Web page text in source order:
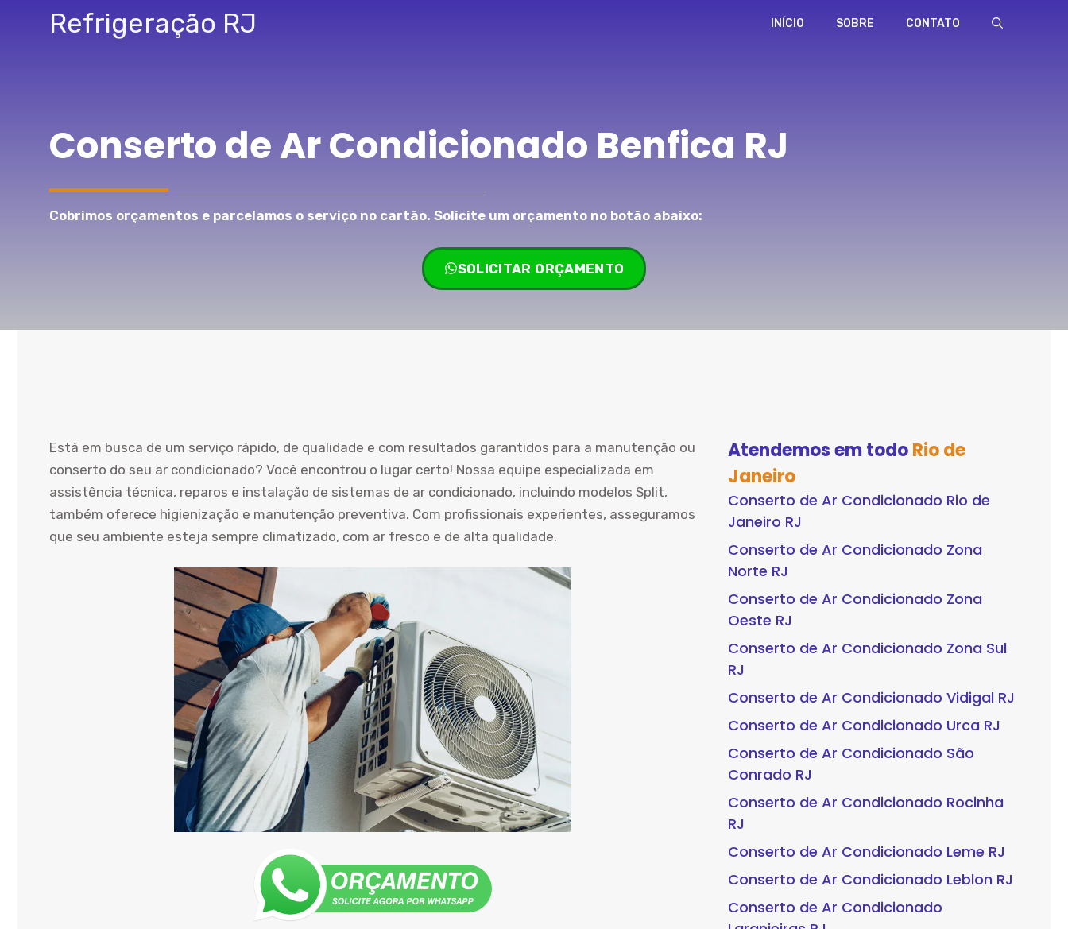
Refrigeração RJ INÍCIO SOBRE CONTATO
Conserto de Ar Condicionado Benfica RJ
Cobrimos orçamentos e parcelamos o serviço no cartão. Solicite um orçamento no botão abaixo:
SOLICITAR ORÇAMENTO
Está em busca de um serviço rápido, de qualidade e com resultados garantidos para a manutenção ou
conserto do seu ar condicionado? Você encontrou o lugar certo! Nossa equipe especializada em
assistência técnica, reparos e instalação de sistemas de ar condicionado, incluindo modelos Split,
também oferece higienização e manutenção preventiva. Com profissionais experientes, asseguramos
que seu ambiente esteja sempre climatizado, com ar fresco e de alta qualidade.
Atendemos em todoRio de
Janeiro
Conserto de Ar Condicionado Rio de
Janeiro RJ
Conserto de Ar Condicionado Zona
Norte RJ
Conserto de Ar Condicionado Zona
Oeste RJ
Conserto de Ar Condicionado Zona Sul
RJ
Conserto de Ar Condicionado Vidigal RJ
Conserto de Ar Condicionado Urca RJ
Conserto de Ar Condicionado São
Conrado RJ
Conserto de Ar Condicionado Rocinha
RJ
Conserto de Ar Condicionado Leme RJ
Conserto de Ar Condicionado Leblon RJ
Conserto de Ar Condicionado